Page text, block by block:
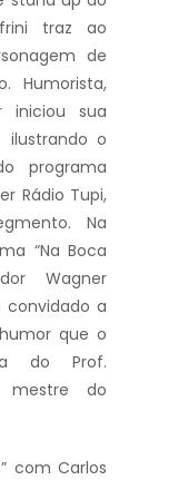
traz ao
de
Humorista,
iniciou sua
ilustrando o
programa
Rádio Tupi,
Na
“Na Boca
Wagner
convidado a
que o
do Prof.
mestre do
com Carlos